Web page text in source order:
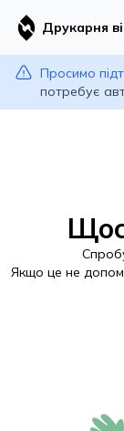
Друкарня
Просимо
потребує
Якщо це не